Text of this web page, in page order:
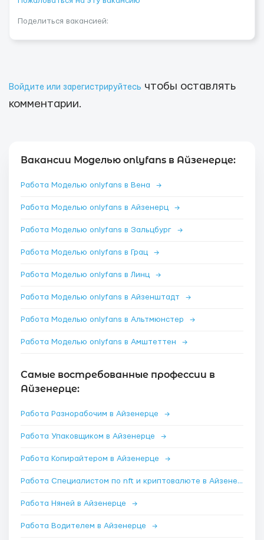
Поделиться вакансией:
Войдите или зарегистрируйтесь чтобы оставлять
комментарии.
Вакансии Моделью onlyfans в Айзенерце:
Работа Моделью onlyfans в Вена →
Работа Моделью onlyfans в Айзенерц →
Работа Моделью onlyfans в Зальцбург →
Работа Моделью onlyfans в Грац →
Работа Моделью onlyfans в Линц →
Работа Моделью onlyfans в Айзенштадт →
Работа Моделью onlyfans в Альтмюнстер →
Работа Моделью onlyfans в Амштеттен →
Самые востребованные профессии в
Айзенерце:
Работа Разнорабочим в Айзенерце →
Работа Упаковщиком в Айзенерце →
Работа Копирайтером в Айзенерце →
Работа Специалистом по nft и криптовалюте в Айзенерце
Работа Няней в Айзенерце →
Работа Водителем в Айзенерце →